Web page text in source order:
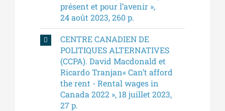
présent et pour l’avenir »,
24 août 2023, 260 p.
CENTRE CANADIEN DE
POLITIQUES ALTERNATIVES
(CCPA). David Macdonald et
Ricardo Tranjan« Can’t afford
the rent - Rental wages in
Canada 2022 », 18 juillet 2023,
27 p.